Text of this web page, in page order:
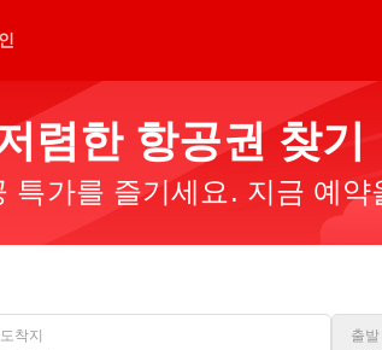
렴한 항공권 찾기
특가를 즐기세요. 지금 예약
도착지 출발